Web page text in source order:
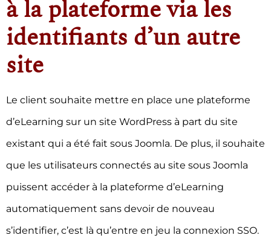
à la plateforme via les
identifiants d’un autre
site
Le client souhaite mettre en place une plateforme
d’eLearning sur un site WordPress à part du site
existant qui a été fait sous Joomla. De plus, il souhaite
que les utilisateurs connectés au site sous Joomla
puissent accéder à la plateforme d’eLearning
automatiquement sans devoir de nouveau
s’identifier, c’est là qu’entre en jeu la connexion SSO.